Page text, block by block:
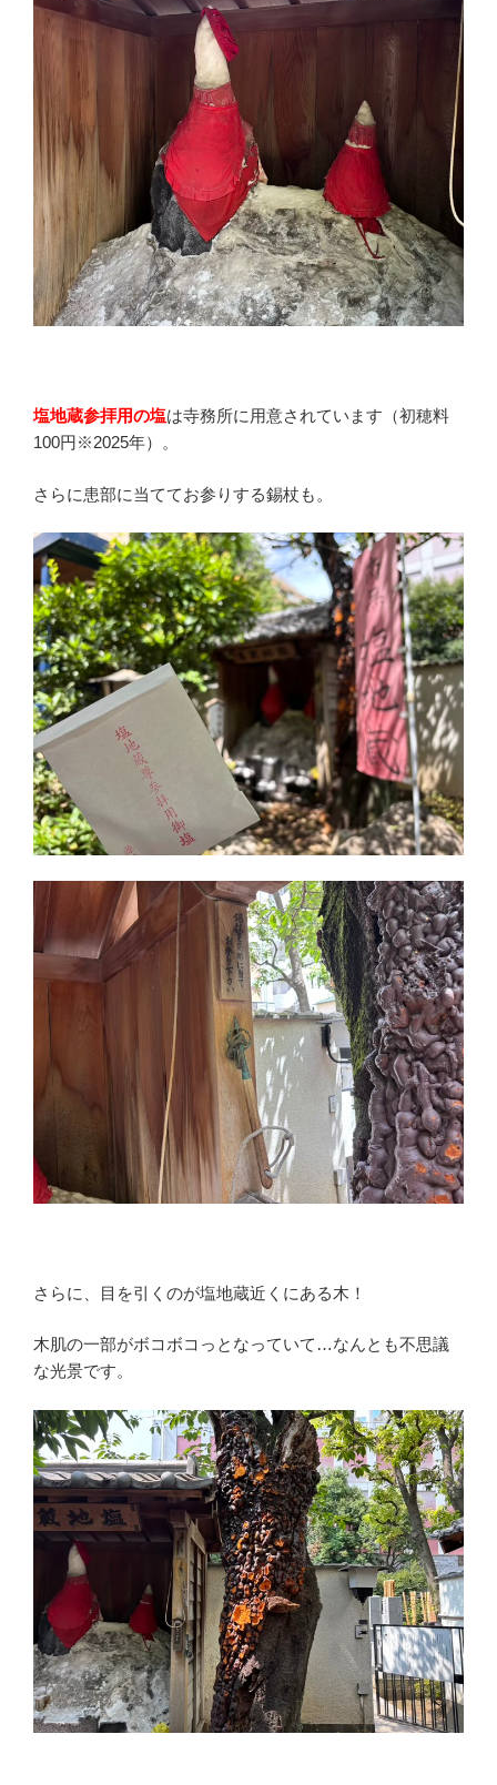
塩地蔵参拝用の塩は寺務所に用意されています（初穂料
100円※2025年）。
さらに患部に当ててお参りする錫杖も。
さらに、目を引くのが塩地蔵近くにある木！
木肌の一部がボコボコっとなっていて…なんとも不思議
な光景です。